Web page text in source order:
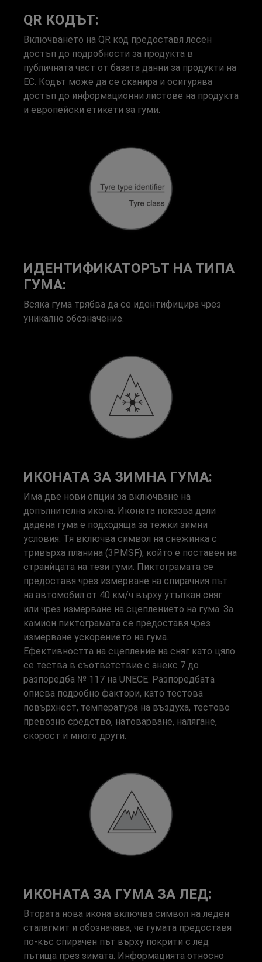
QR КОДЪТ:
Включването на QR код предоставя лесен
достъп до подробности за продукта в
публичната част от базата данни за продукти на
ЕС. Кодът може да се сканира и осигурява
достъп до информационни листове на продукта
и европейски етикети за гуми.
ИДЕНТИФИКАТОРЪТ НА ТИПА
ГУМА:
Всяка гума трябва да се идентифицира чрез
уникално обозначение.
ИКОНАТА ЗА ЗИМНА ГУМА:
Има две нови опции за включване на
допълнителна икона. Иконата показва дали
дадена гума е подходяща за тежки зимни
условия. Тя включва символ на снежинка с
тривърха планина (3PMSF), който е поставен на
странѝцата на тези гуми. Пиктограмата се
предоставя чрез измерване на спирачния път
на автомобил от 40 км/ч върху утъпкан сняг
или чрез измерване на сцеплението на гума. За
камион пиктограмата се предоставя чрез
измерване ускорението на гума.
Ефективността на сцепление на сняг като цяло
се тества в съответствие с анекс 7 до
разпоредба № 117 на UNECE. Разпоредбата
описва подробно фактори, като тестова
повърхност, температура на въздуха, тестово
превозно средство, натоварване, налягане,
скорост и много други.
ИКОНАТА ЗА ГУМА ЗА ЛЕД:
Втората нова икона включва символ на леден
сталагмит и обозначава, че гумата предоставя
по-къс спирачен път върху покрити с лед
пътища през зимата. Информацията относно